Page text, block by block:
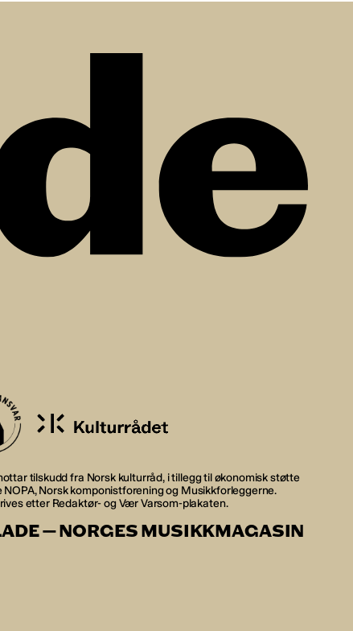
tilskudd fra Norsk kulturråd, i tillegg til økonomisk støtte
NOPA, Norsk komponistforening og Musikkforleggerne.
etter Redaktør- og Vær Varsom-plakaten.
— NORGES MUSIKKMAGASIN